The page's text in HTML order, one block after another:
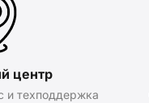
центр
и техподдержка